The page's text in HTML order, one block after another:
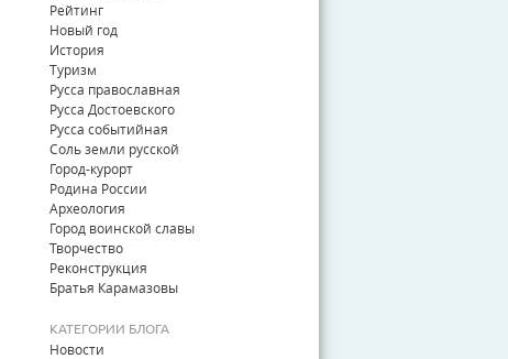
Рейтинг
Новый год
История
Туризм
Русса православная
Русса Достоевского
Русса событийная
Соль земли русской
Город-курорт
Родина России
Археология
Город воинской славы
Творчество
Реконструкция
Братья Карамазовы
КАТЕГОРИИ БЛОГА
Новости